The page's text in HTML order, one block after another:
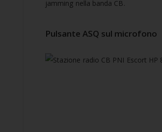
jamming nella banda CB.
Pulsante ASQ sul microfono